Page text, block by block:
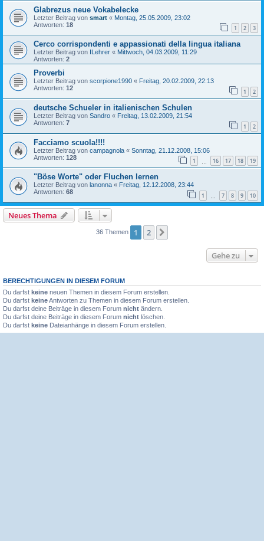
Glabrezus neue Vokabelecke
Letzter Beitrag von smart « Montag, 25.05.2009, 23:02
Antworten: 18 1 2 3
Cerco corrispondenti e appassionati della lingua italiana
Letzter Beitrag von ILehrer « Mittwoch, 04.03.2009, 11:29
Antworten: 2
Proverbi
Letzter Beitrag von scorpione1990 « Freitag, 20.02.2009, 22:13
Antworten: 12 1 2
deutsche Schueler in italienischen Schulen
Letzter Beitrag von Sandro « Freitag, 13.02.2009, 21:54
Antworten: 7 1 2
Facciamo scuola!!!!
Letzter Beitrag von campagnola « Sonntag, 21.12.2008, 15:06
Antworten: 128 1 16 17 18 19
"Böse Worte" oder Fluchen lernen
Letzter Beitrag von lanonna « Freitag, 12.12.2008, 23:44
Antworten: 68 1 7 8 9 10
Neues Thema
36 Themen 1 2
Gehe zu
BERECHTIGUNGEN IN DIESEM FORUM
Du darfst keine neuen Themen in diesem Forum erstellen.
Du darfst keineAntworten zu Themen in diesem Forum erstellen.
Du darfst deine Beiträge in diesem Forum nicht ändern.
Du darfst deine Beiträge in diesem Forum nicht löschen.
Du darfst keine Dateianhänge in diesem Forum erstellen.